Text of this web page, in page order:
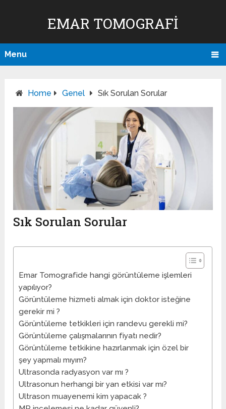
EMAR TOMOGRAFI
Menu
Home Genel Sık Sorulan Sorular
Sık Sorulan Sorular
Emar Tomografide hangi görüntüleme işlemleri
yapılıyor?
Görüntüleme hizmeti almak için doktor isteğine
gerekir mi ?
Görüntüleme tetkikleri için randevu gerekli mi?
Görüntüleme çalışmalarının fiyatı nedir?
Görüntüleme tetkikine hazırlanmak için özel bir
şey yapmalı mıyım?
Ultrasonda radyasyon var mı ?
Ultrasonun herhangi bir yan etkisi var mı?
Ultrason muayenemi kim yapacak ?